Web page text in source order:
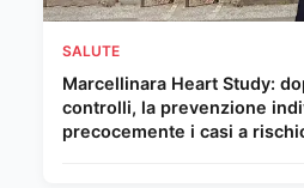
SALUTE
Marcellinara Heart Study:
controlli, la prevenzione
precocemente i casi a